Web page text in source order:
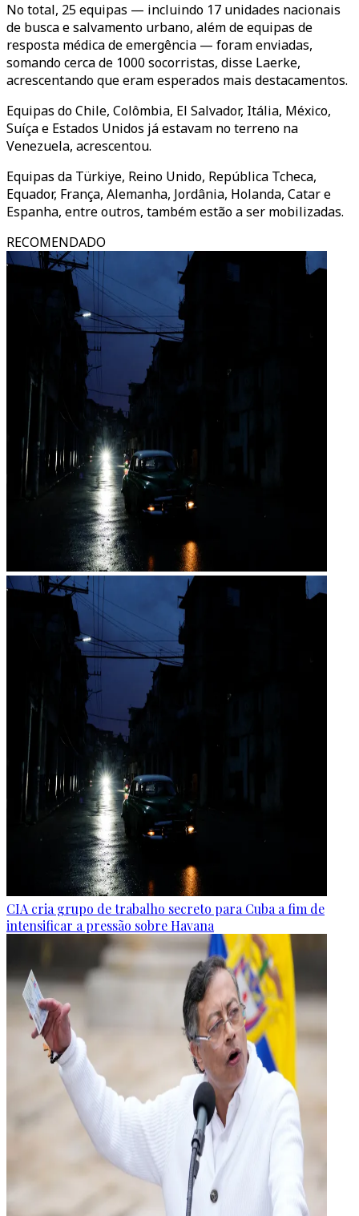
No total, 25 equipas — incluindo 17 unidades nacionais
de busca e salvamento urbano, além de equipas de
resposta médica de emergência — foram enviadas,
somando cerca de 1000 socorristas, disse Laerke,
acrescentando que eram esperados mais destacamentos.
Equipas do Chile, Colômbia, El Salvador, Itália, México,
Suíça e Estados Unidos já estavam no terreno na
Venezuela, acrescentou.
Equipas da Türkiye, Reino Unido, República Tcheca,
Equador, França, Alemanha, Jordânia, Holanda, Catar e
Espanha, entre outros, também estão a ser mobilizadas.
RECOMENDADO
CIA cria grupo de trabalho secreto para Cuba a fim de
intensificar a pressão sobre Havana